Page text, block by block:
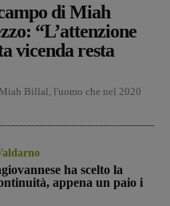
di Miah
“L’attenzione
vicenda resta
Billal, l'uomo che nel 2020
ha scelto la
appena un paio i